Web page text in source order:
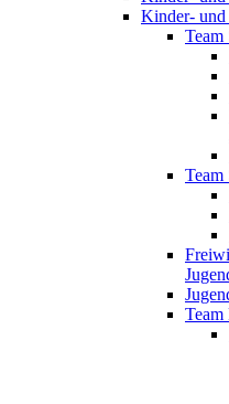
Kinder- und
Team
Team